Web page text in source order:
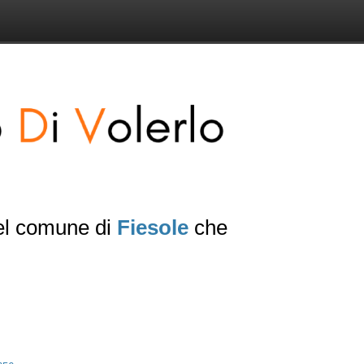
comune di Fiesole che